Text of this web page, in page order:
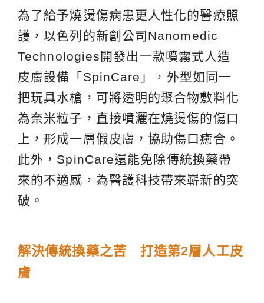
為了給予燒燙傷病患更人性化的醫療照
護，以色列的新創公司Nanomedic
Technologies開發出一款噴霧式人造
皮膚設備「SpinCare」，外型如同一
把玩具水槍，可將透明的聚合物敷料化
為奈米粒子，直接噴灑在燒燙傷的傷口
上，形成一層假皮膚，協助傷口癒合。
此外，SpinCare還能免除傳統換藥帶
來的不適感，為醫護科技帶來嶄新的突
破。
解決傳統換藥之苦 打造第2層人工皮
膚